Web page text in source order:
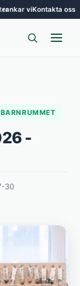
rankar viKontakta oss
-
30